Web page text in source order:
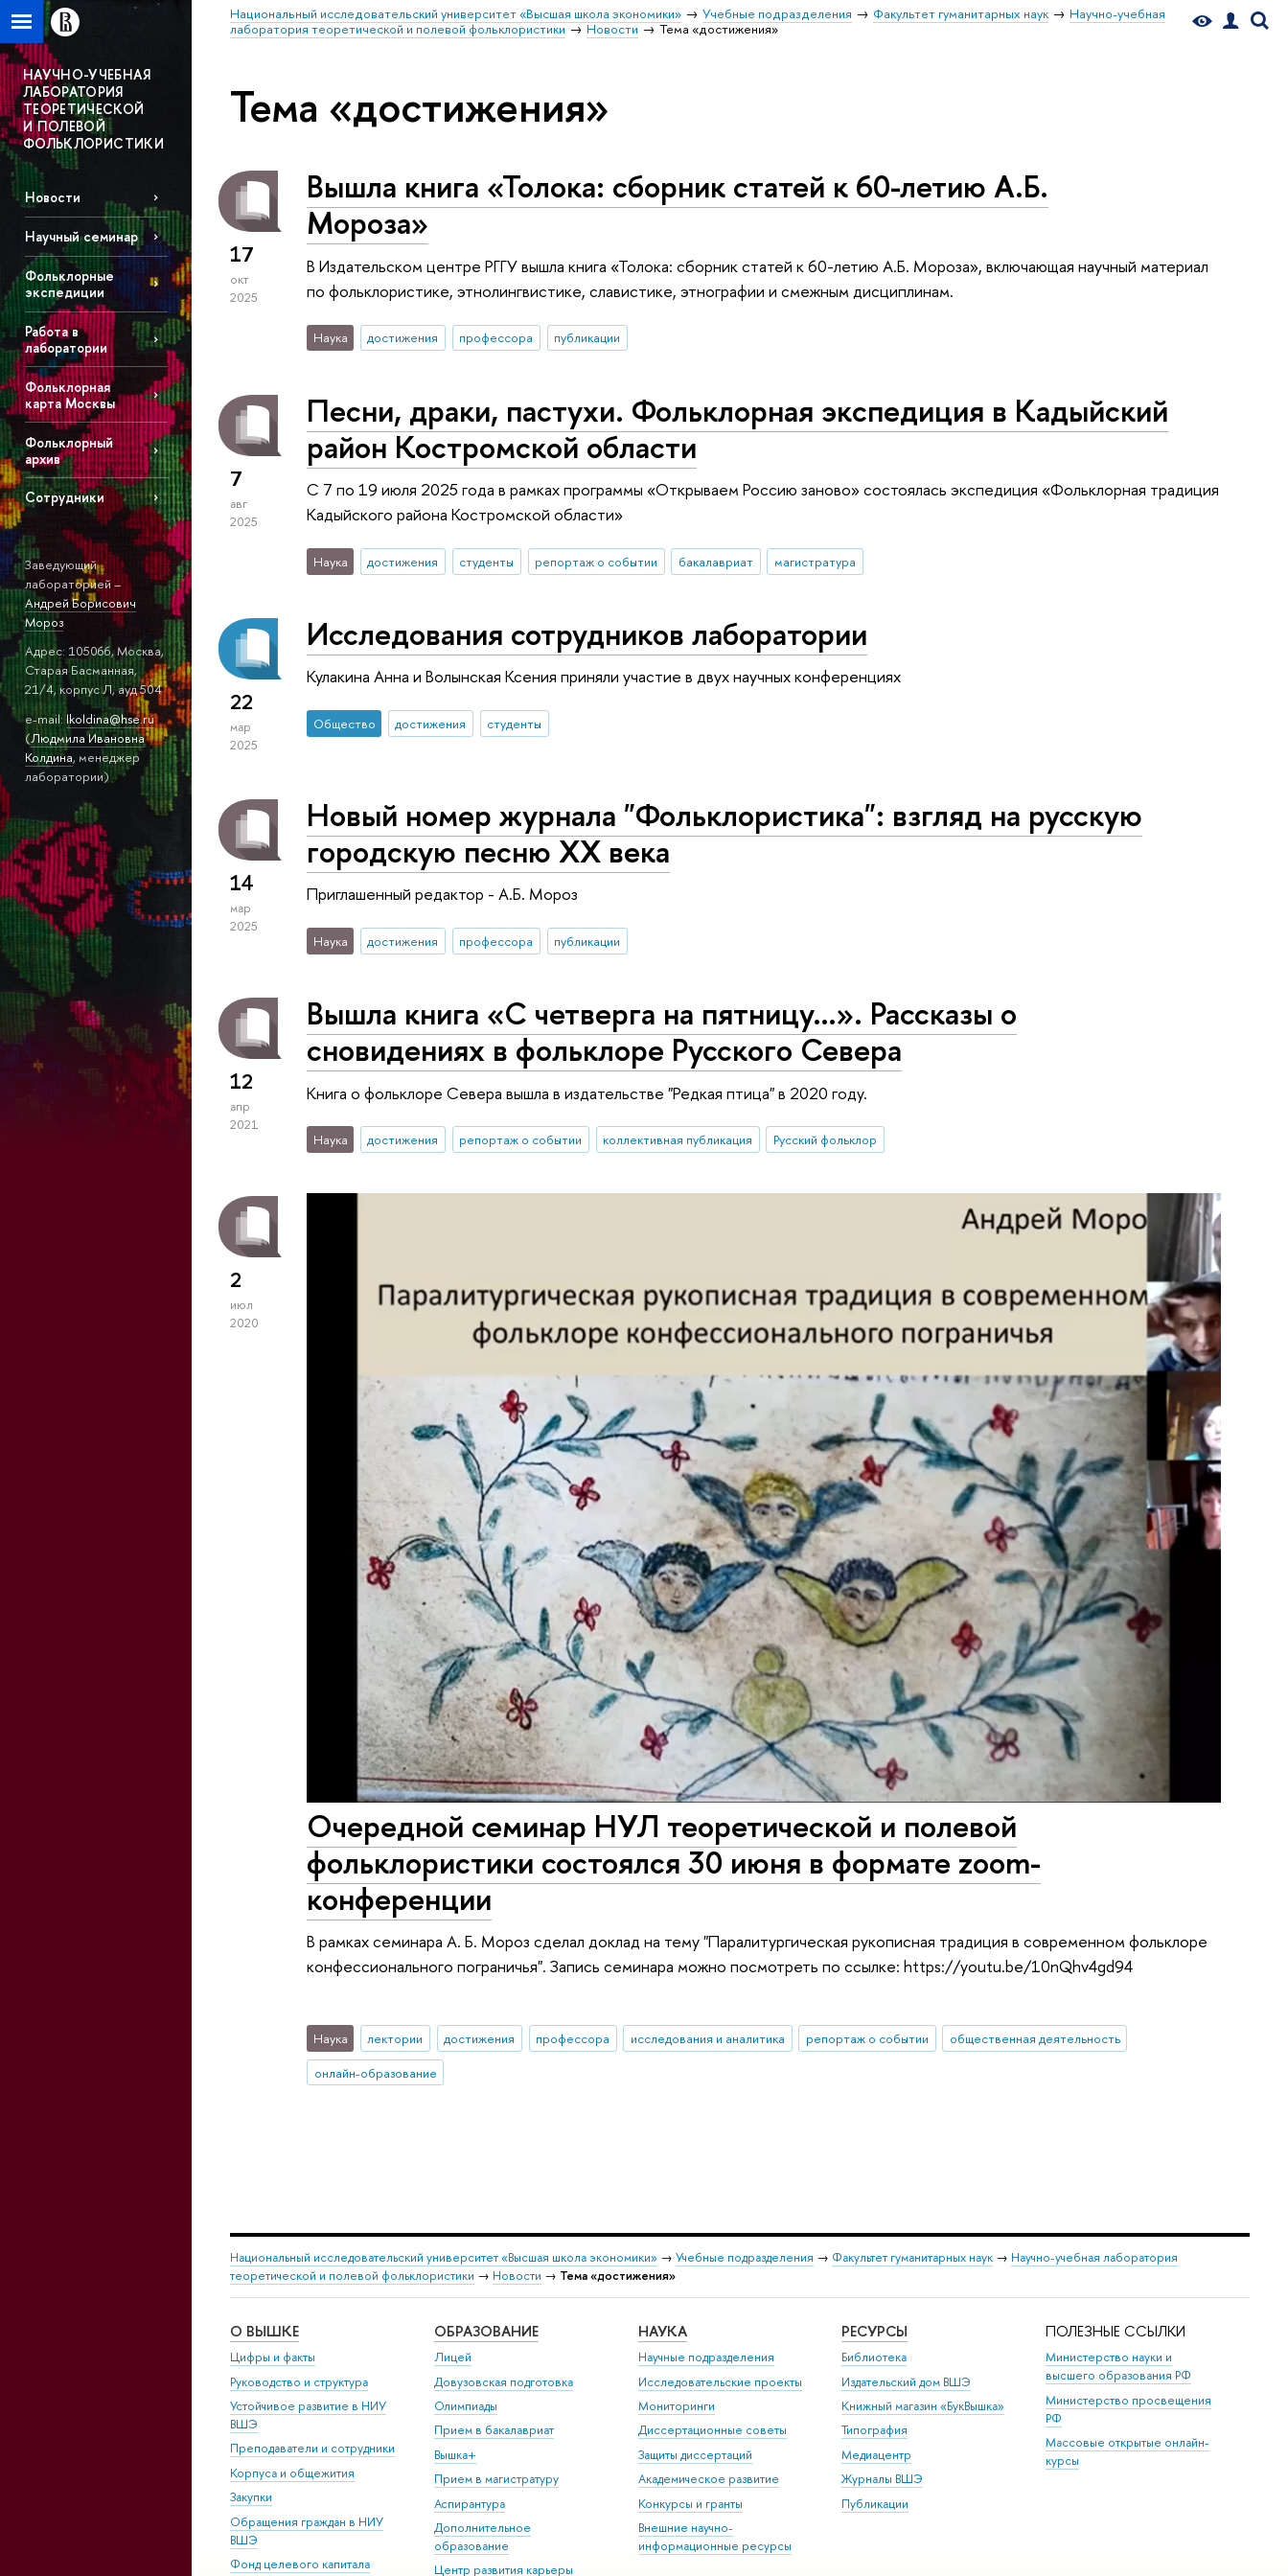
Национальный исследовательский университет «Высшая школа экономики» Учебные подразделения Факультет гуманитарных наук
Научно-учебная
лаборатория теоретической и полевой фольклористики
Новости Тема «достижения»
НАУЧНО-УЧЕБНАЯ
ЛАБОРАТОРИЯ
ТЕОРЕТИЧЕСКОЙ
И ПОЛЕВОЙ
ФОЛЬКЛОРИСТИКИ
Новости
Научный семинар
Фольклорные
экспедиции
Работа в
лаборатории
Фольклорная
карта Москвы
Фольклорный
архив
Сотрудники
Заведующий
лабораторией –
Андрей Борисович
Мороз
Адрес: 105066, Москва,
Старая Басманная,
21/4, корпус Л, ауд 504
e-mail: lkoldina@hse.ru
(Людмила Ивановна
Колдина, менеджер
лаборатории)
Тема «достижения»
17
окт
2025
Вышла книга «Толока: сборник статей к 60-летию А.Б.
Мороза»
В Издательском центре РГГУ вышла книга «Толока: сборник статей к 60-летию А.Б. Мороза», включающая научный материал
по фольклористике, этнолингвистике, славистике, этнографии и смежным дисциплинам.
Наука достижения профессора публикации
7
авг
2025
Песни, драки, пастухи. Фольклорная экспедиция в Кадыйский
район Костромской области
С 7 по 19 июля 2025 года в рамках программы «Открываем Россию заново» состоялась экспедиция «Фольклорная традиция
Кадыйского района Костромской области»
Наука достижения студенты репортаж о событии бакалавриат магистратура
22
мар
2025
Исследования сотрудников лаборатории
Кулакина Анна и Волынская Ксения приняли участие в двух научных конференциях
Общество достижения студенты
14
мар
2025
Новый номер журнала "Фольклористика": взгляд на русскую
городскую песню ХХ века
Приглашенный редактор - А.Б. Мороз
Наука достижения профессора публикации
12
апр
2021
Вышла книга «С четверга на пятницу…». Рассказы о
сновидениях в фольклоре Русского Севера
Книга о фольклоре Севера вышла в издательстве "Редкая птица" в 2020 году.
Наука достижения репортаж о событии коллективная публикация Русский фольклор
2
июл
2020
Очередной семинар НУЛ теоретической и полевой
фольклористики состоялся 30 июня в формате zoom-
конференции
В рамках семинара А. Б. Мороз сделал доклад на тему "Паралитургическая рукописная традиция в современном фольклоре
конфессионального пограничья". Запись семинара можно посмотреть по ссылке: https://youtu.be/10nQhv4gd94
Наука лектории достижения профессора исследования и аналитика репортаж о событии
общественная деятельность
онлайн-образование
Национальный исследовательский университет «Высшая школа экономики» → Учебные подразделения → Факультет гуманитарных наук → Научно-учебная лаборатория
теоретической и полевой фольклористики → Новости → Тема «достижения»
О ВЫШКЕ
Цифры и факты
Руководство и структура
Устойчивое развитие в НИУ
ВШЭ
Преподаватели и сотрудники
Корпуса и общежития
Закупки
Обращения граждан в НИУ
ВШЭ
Фонд целевого капитала
ОБРАЗОВАНИЕ
Лицей
Довузовская подготовка
Олимпиады
Прием в бакалавриат
Вышка+
Прием в магистратуру
Аспирантура
Дополнительное
образование
Центр развития карьеры
НАУКА
Научные подразделения
Исследовательские проекты
Мониторинги
Диссертационные советы
Защиты диссертаций
Академическое развитие
Конкурсы и гранты
Внешние научно-
информационные ресурсы
РЕСУРСЫ
Библиотека
Издательский дом ВШЭ
Книжный магазин «БукВышка»
Типография
Медиацентр
Журналы ВШЭ
Публикации
ПОЛЕЗНЫЕ ССЫЛКИ
Министерство науки и
высшего образования РФ
Министерство просвещения
РФ
Массовые открытые онлайн-
курсы